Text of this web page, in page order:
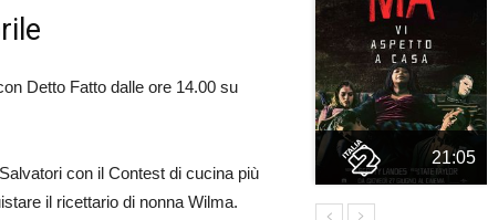
Detto Fatto dalle ore 14.00 su
con il Contest di cucina più
il ricettario di nonna Wilma.
21:05